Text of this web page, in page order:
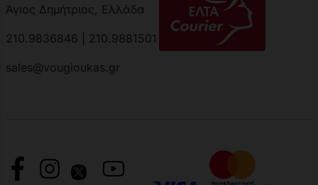
Άγιος Δημήτριος, Ελλάδα
210.9836846 | 210.9881501
sales@vougioukas.gr